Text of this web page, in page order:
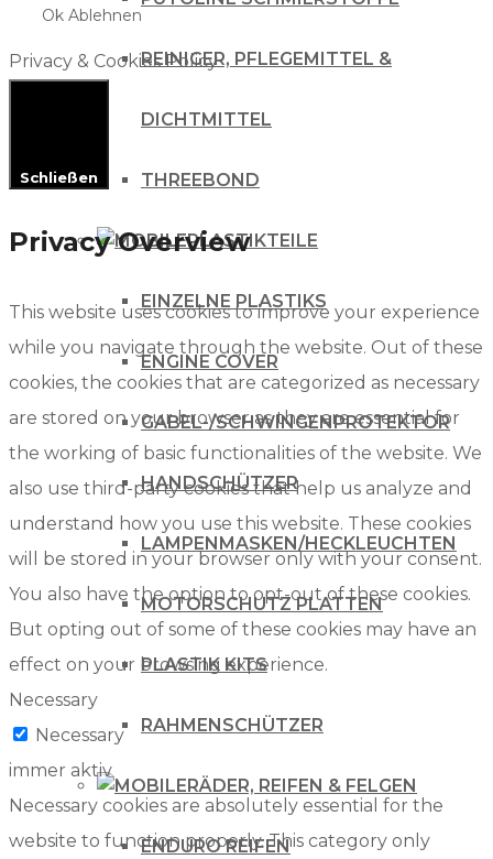
REINIGER, PFLEGEMITTEL &
DICHTMITTEL
THREEBOND
PLASTIKTEILE
EINZELNE PLASTIKS
ENGINE COVER
GABEL-/SCHWINGENPROTEKTOR
HANDSCHÜTZER
LAMPENMASKEN/HECKLEUCHTEN
MOTORSCHUTZ PLATTEN
PLASTIK KITS
RAHMENSCHÜTZER
RÄDER, REIFEN & FELGEN
ENDURO REIFEN
Ok Ablehnen
Privacy & Cookies Policy
Schließen
Privacy Overview
This website uses cookies to improve your experience
while you navigate through the website. Out of these
cookies, the cookies that are categorized as necessary
are stored on your browser as they are essential for
the working of basic functionalities of the website. We
also use third-party cookies that help us analyze and
understand how you use this website. These cookies
will be stored in your browser only with your consent.
You also have the option to opt-out of these cookies.
But opting out of some of these cookies may have an
effect on your browsing experience.
Necessary
Necessary
immer aktiv
Necessary cookies are absolutely essential for the
website to function properly. This category only